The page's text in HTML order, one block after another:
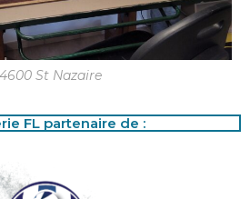
St Nazaire
FL partenaire de :